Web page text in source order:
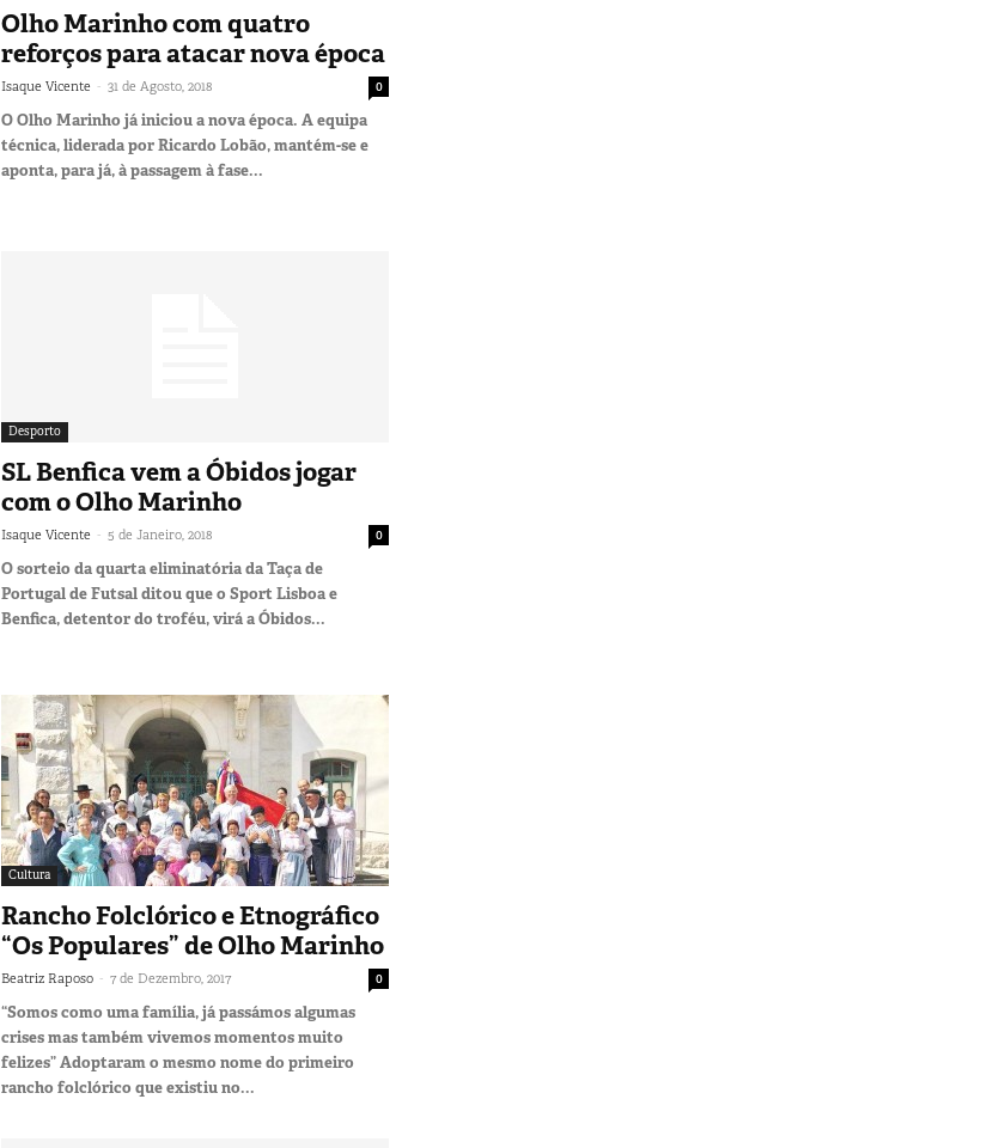
Olho Marinho com quatro
reforços para atacar nova época
Isaque Vicente - 31 de Agosto, 2018 0
O Olho Marinho já iniciou a nova época. A equipa
técnica, liderada por Ricardo Lobão, mantém-se e
aponta, para já, à passagem à fase...
Desporto
SL Benfica vem a Óbidos jogar
com o Olho Marinho
Isaque Vicente - 5 de Janeiro, 2018 0
O sorteio da quarta eliminatória da Taça de
Portugal de Futsal ditou que o Sport Lisboa e
Benfica, detentor do troféu, virá a Óbidos...
Cultura
Rancho Folclórico e Etnográfico
“Os Populares” de Olho Marinho
Beatriz Raposo - 7 de Dezembro, 2017 0
“Somos como uma família, já passámos algumas
crises mas também vivemos momentos muito
felizes” Adoptaram o mesmo nome do primeiro
rancho folclórico que existiu no...